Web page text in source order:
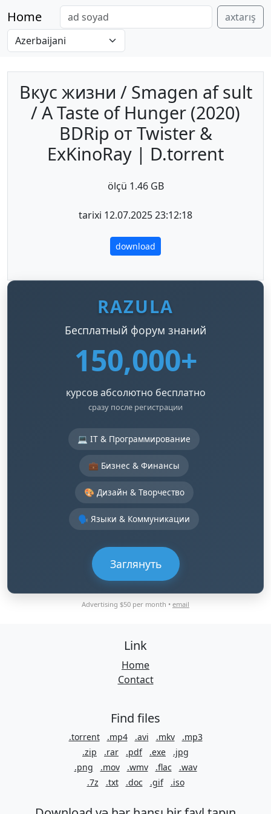
Home axtarış
Вкус жизни / Smagen af sult
/ A Taste of Hunger (2020)
BDRip от Twister &
ExKinoRay | D.torrent
ölçü 1.46 GB
tarixi 12.07.2025 23:12:18
download
RAZULA
Бесплатный форум знаний
150,000+
курсов абсолютно бесплатно
сразу после регистрации
💻 IT & Программирование
💼 Бизнес & Финансы
🎨 Дизайн & Творчество
🗣️ Языки & Коммуникации
Заглянуть
Advertising $50 per month • email
Link
Home
Contact
Find files
.torrent .mp4 .avi .mkv
.mp3
.zip
.rar .pdf .exe
.jpg
.png
.mov .wmv .flac
.wav
.7z
.txt .doc .gif .iso